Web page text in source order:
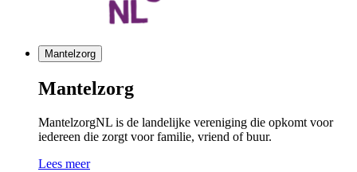
Mantelzorg
Mantelzorg
MantelzorgNL is de landelijke vereniging die opkomt voor
iedereen die zorgt voor familie, vriend of buur.
Lees meer